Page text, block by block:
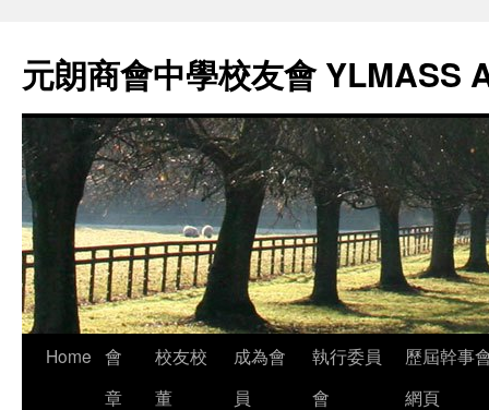
元朗商會中學校友會 YLMASS
Skip
Home 會
章
校友校
董
成為會
員
執行委員
會
歷屆幹事
網頁